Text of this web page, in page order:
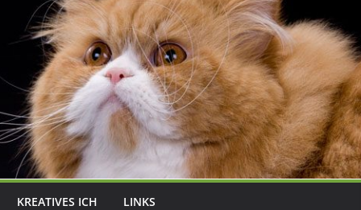
KREATIVES ICH LINKS